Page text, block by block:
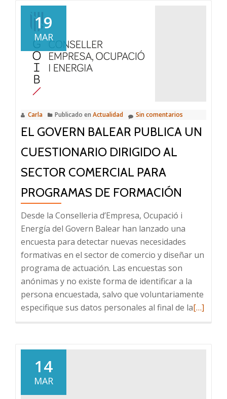
19
MAR
Carla Publicado en Actualidad Sin comentarios
EL GOVERN BALEAR PUBLICA UN
CUESTIONARIO DIRIGIDO AL
SECTOR COMERCIAL PARA
PROGRAMAS DE FORMACIÓN
Desde la Conselleria d’Empresa, Ocupació i
Energía del Govern Balear han lanzado una
encuesta para detectar nuevas necesidades
formativas en el sector de comercio y diseñar un
programa de actuación. Las encuestas son
anónimas y no existe forma de identificar a la
persona encuestada, salvo que voluntariamente
especifique sus datos personales al final de laLeer
[…]
14
MAR